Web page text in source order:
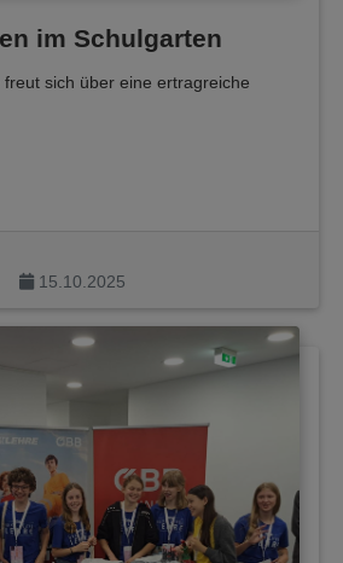
im Schulgarten
freut sich über eine ertragreiche
15.10.2025